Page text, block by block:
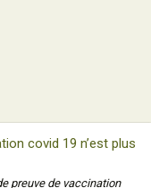
covid 19 n’est plus
preuve de vaccination